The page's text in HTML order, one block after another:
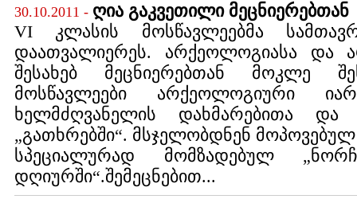
30.10.2011 - ღია გაკვეთილი მეცნიერებთან
VI კლასის მოსწავლეებმა
დაათვალიერეს. არქეოლოგიასა და
შესახებ მეცნიერებთან მოკლე
მოსწავლეები არქეოლოგიური
ხელმძღვანელის დახმარებითა და
„გათხრებში“. მსჯელობდნენ
სპეციალურად მომზადებულ
დღიურში“.შემეცნებით...